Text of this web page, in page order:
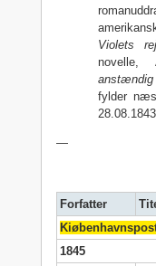
Violets
fylder
28.08.1843.
—
Forfatter
1845